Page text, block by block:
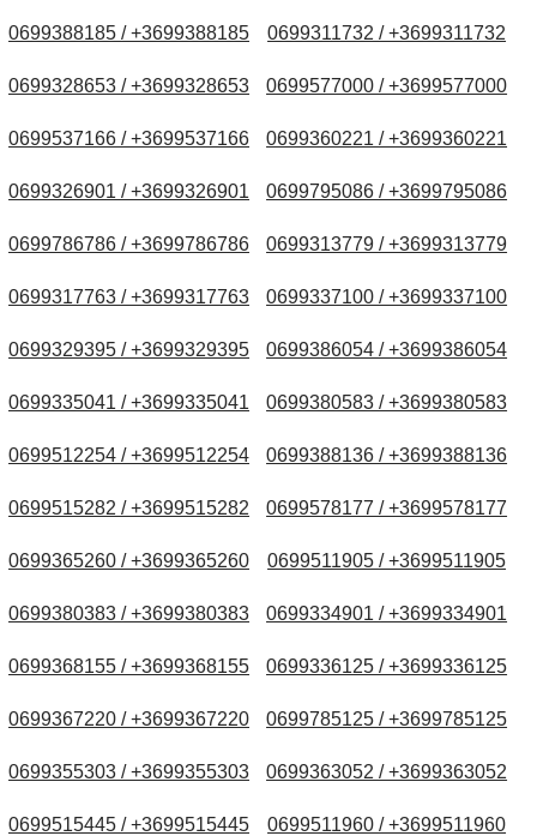
0699388185 / +3699388185 0699311732 / +3699311732
0699328653 / +3699328653 0699577000 / +3699577000
0699537166 / +3699537166 0699360221 / +3699360221
0699326901 / +3699326901 0699795086 / +3699795086
0699786786 / +3699786786 0699313779 / +3699313779
0699317763 / +3699317763 0699337100 / +3699337100
0699329395 / +3699329395 0699386054 / +3699386054
0699335041 / +3699335041 0699380583 / +3699380583
0699512254 / +3699512254 0699388136 / +3699388136
0699515282 / +3699515282 0699578177 / +3699578177
0699365260 / +3699365260 0699511905 / +3699511905
0699380383 / +3699380383 0699334901 / +3699334901
0699368155 / +3699368155 0699336125 / +3699336125
0699367220 / +3699367220 0699785125 / +3699785125
0699355303 / +3699355303 0699363052 / +3699363052
0699515445 / +3699515445 0699511960 / +3699511960